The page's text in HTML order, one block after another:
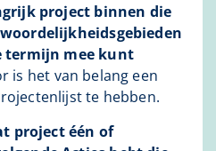
project binnen die
termijn mee kunt
is het van belang een
te hebben.
project één of